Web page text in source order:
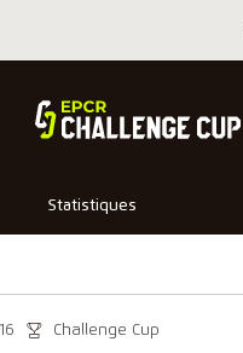
Statistiques
Challenge Cup